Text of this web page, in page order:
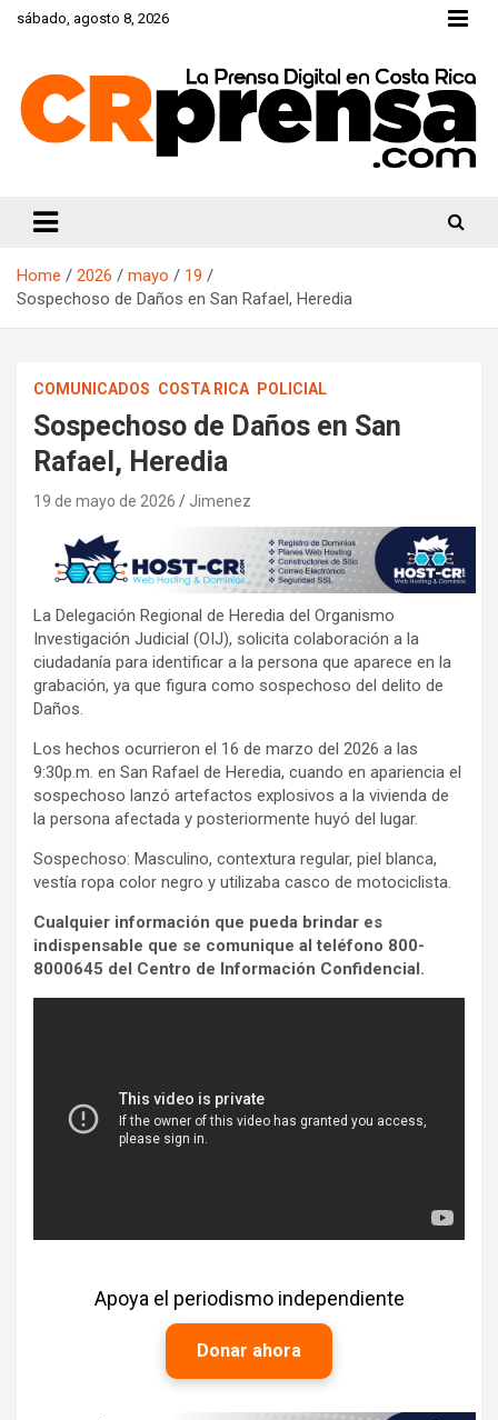
Skipsábado, agosto 8, 2026
Home 2026 mayo
19
Sospechoso de Daños en San Rafael, Heredia
COMUNICADOS COSTA RICA POLICIAL
Sospechoso de Daños en San
Rafael, Heredia
19 de mayo de 2026 Jimenez
La Delegación Regional de Heredia del Organismo
Investigación Judicial (OIJ), solicita colaboración a la
ciudadanía para identificar a la persona que aparece en la
grabación, ya que figura como sospechoso del delito de
Daños.
Los hechos ocurrieron el 16 de marzo del 2026 a las
9:30p.m. en San Rafael de Heredia, cuando en apariencia el
sospechoso lanzó artefactos explosivos a la vivienda de
la persona afectada y posteriormente huyó del lugar.
Sospechoso: Masculino, contextura regular, piel blanca,
vestía ropa color negro y utilizaba casco de motociclista.
Cualquier información que pueda brindar es
indispensable que se comunique al teléfono 800-
8000645 del Centro de Información Confidencial.
Apoya el periodismo independiente
Donar ahora